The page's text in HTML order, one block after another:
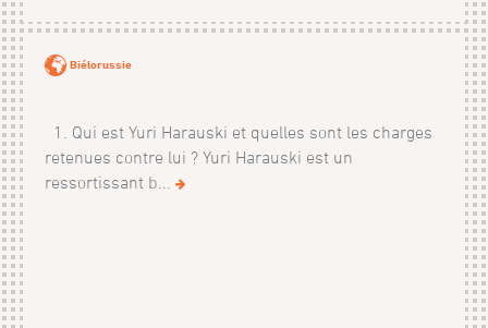
Biélorussie
1. Qui est Yuri Harauski et quelles sont les charges
retenues contre lui ? Yuri Harauski est un
ressortissant b...